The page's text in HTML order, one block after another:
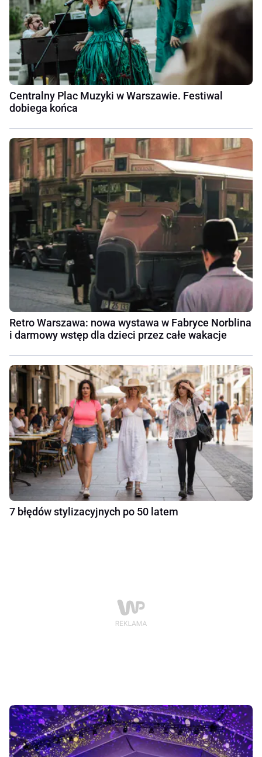
Centralny Plac Muzyki w Warszawie. Festiwal
dobiega końca
Retro Warszawa: nowa wystawa w Fabryce Norblina
i darmowy wstęp dla dzieci przez całe wakacje
7 błędów stylizacyjnych po 50 latem